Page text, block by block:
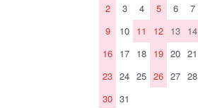
2
3 4 5 6 7
9
10 11 12 13 14
16 17 18 19 20 21
23 24 25 26 27 28
30 31